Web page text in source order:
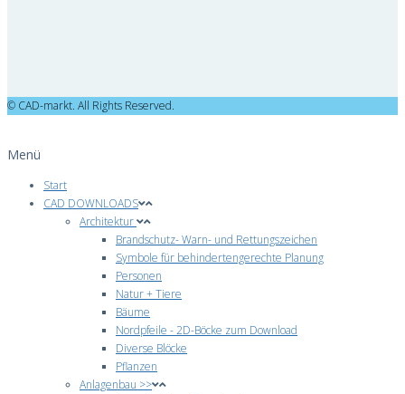
© CAD-markt. All Rights Reserved.
Menü
Start
CAD DOWNLOADS
Architektur
Brandschutz- Warn- und Rettungszeichen
Symbole für behindertengerechte Planung
Personen
Natur + Tiere
Bäume
Nordpfeile - 2D-Böcke zum Download
Diverse Blöcke
Pflanzen
Anlagenbau >>